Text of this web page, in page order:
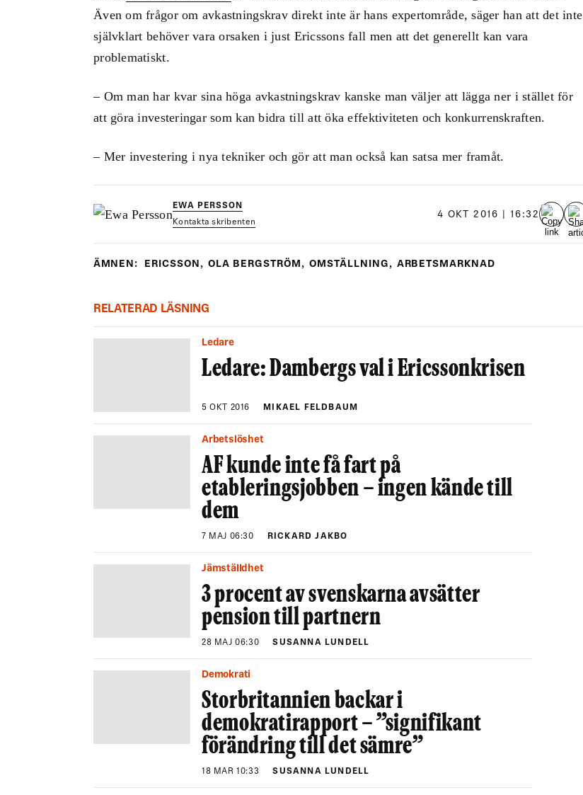
Även om frågor om avkastningskrav direkt inte är hans expertområde, säger han att det inte
självklart behöver vara orsaken i just Ericssons fall men att det generellt kan vara
problematiskt.
– Om man har kvar sina höga avkastningskrav kanske man väljer att lägga ner i stället för
att göra investeringar som kan bidra till att öka effektiviteten och konkurrenskraften.
– Mer investering i nya tekniker och gör att man också kan satsa mer framåt.
EWA PERSSON
Kontakta skribenten
4 OKT 2016 | 16:32
ÄMNEN: ERICSSON, OLA BERGSTRÖM, OMSTÄLLNING, ARBETSMARKNAD
RELATERAD LÄSNING
Ledare
Ledare: Dambergs val i Ericssonkrisen
5 OKT 2016 MIKAEL FELDBAUM
Arbetslöshet
AF kunde inte få fart på
etableringsjobben – ingen kände till
dem
7 MAJ 06:30 RICKARD JAKBO
Jämställdhet
3 procent av svenskarna avsätter
pension till partnern
28 MAJ 06:30 SUSANNA LUNDELL
Demokrati
Storbritannien backar i
demokratirapport – ”signifikant
förändring till det sämre”
18 MAR 10:33 SUSANNA LUNDELL